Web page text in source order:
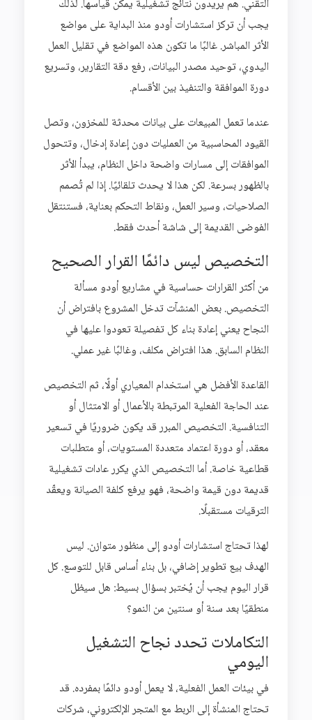
التقني. هم يريدون نتائج تشغيلية يمكن قياسها. لذلك
يجب أن تركز استشارات أودو منذ البداية على مواضع
الأثر المباشر. غالبًا ما تكون هذه المواضع في تقليل العمل
اليدوي، توحيد مصدر البيانات، رفع دقة التقارير، وتسريع
دورة الموافقة والتنفيذ بين الأقسام.
عندما تعمل المبيعات على بيانات محدثة للمخزون، وتصل
القيود المحاسبية من العمليات دون إعادة إدخال، وتتحول
الموافقات إلى مسارات واضحة داخل النظام، يبدأ الأثر
بالظهور بسرعة. لكن هذا لا يحدث تلقائيًا. إذا لم تُصمم
الصلاحيات، وسير العمل، ونقاط التحكم بعناية، فستنتقل
الفوضى القديمة إلى شاشة أحدث فقط.
التخصيص ليس دائمًا القرار الصحيح
من أكثر القرارات حساسية في مشاريع أودو مسألة
التخصيص. بعض المنشآت تدخل المشروع بافتراض أن
النجاح يعني إعادة بناء كل تفصيلة تعودوا عليها في
النظام السابق. هذا افتراض مكلف، وغالبًا غير عملي.
القاعدة الأفضل هي استخدام المعياري أولًا، ثم التخصيص
عند الحاجة الفعلية المرتبطة بالأعمال أو الامتثال أو
التنافسية. التخصيص المبرر قد يكون ضروريًا في تسعير
معقد، أو دورة اعتماد متعددة المستويات، أو متطلبات
قطاعية خاصة. أما التخصيص الذي يكرر عادات تشغيلية
قديمة دون قيمة واضحة، فهو يرفع كلفة الصيانة ويعقّد
الترقيات مستقبلًا.
لهذا تحتاج استشارات أودو إلى منظور متوازن. ليس
الهدف بيع تطوير إضافي، بل بناء أساس قابل للتوسع. كل
قرار اليوم يجب أن يُختبر بسؤال بسيط: هل سيظل
منطقيًا بعد سنة أو سنتين من النمو؟
التكاملات تحدد نجاح التشغيل
اليومي
في بيئات العمل الفعلية، لا يعمل أودو دائمًا بمفرده. قد
تحتاج المنشأة إلى الربط مع المتجر الإلكتروني، شركات